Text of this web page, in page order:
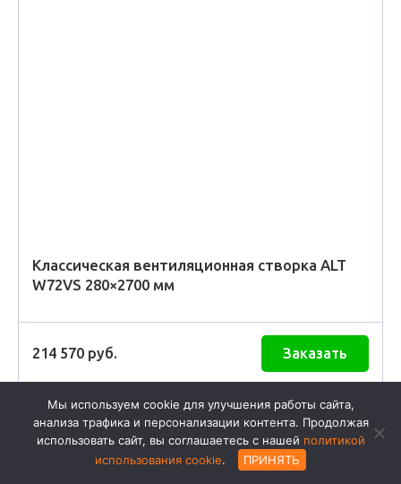
Классическая вентиляционная створка ALT
W72VS 280×2700 мм
214 570 руб. Заказать
Мы используем cookie для улучшения работы сайта,
анализа трафика и персонализации контента. Продолжая
использовать сайт, вы соглашаетесь с нашей политикой
использования cookie. ПРИНЯТЬ